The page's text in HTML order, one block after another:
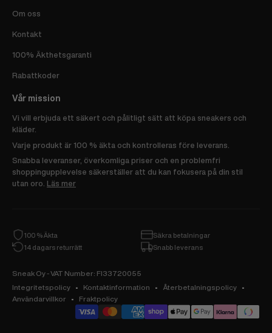
Om oss
Kontakt
100% Äkthetsgaranti
Rabattkoder
Vår mission
Vi vill erbjuda ett säkert och pålitligt sätt att köpa sneakers och
kläder.
Varje produkt är 100 % äkta och kontrolleras före leverans.
Snabba leveranser, överkomliga priser och en problemfri
shoppingupplevelse säkerställer att du kan fokusera på din stil
utan oro.
Läs mer
100 % Äkta
Säkra betalningar
14 dagars returrätt
Snabb leverans
Sneak Oy - VAT Number: FI33720055
Integritetspolicy
Kontaktinformation
Återbetalningspolicy
Användarvillkor
Fraktpolicy